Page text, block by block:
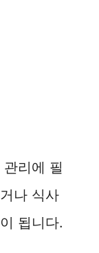
리에 필
나 식사
됩니다.